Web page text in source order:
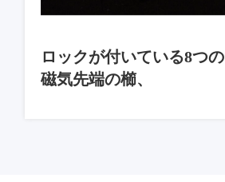
ロックが付いている8つの
磁気先端の櫛、